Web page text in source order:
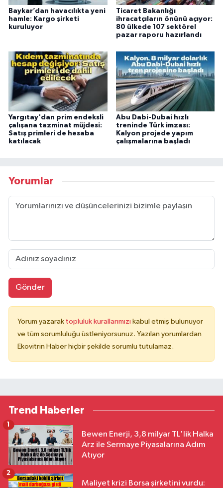
Baykar’dan havacılıkta yeni
hamle: Kargo şirketi
kuruluyor
Ticaret Bakanlığı
ihracatçıların önünü açıyor:
80 ülkede 107 sektörel
pazar raporu hazırlandı
Yargıtay'dan prim endeksli
çalışana tazminat müjdesi:
Satış primleri de hesaba
katılacak
Abu Dabi-Dubai hızlı
treninde Türk imzası:
Kalyon projede yapım
çalışmalarına başladı
Yorumlar
Gönder
Yorum yazarak topluluk kurallarımızı kabul etmiş bulunuyor
ve tüm sorumluluğu üstleniyorsunuz. Yazılan yorumlardan
Ekovitrin Haber hiçbir şekilde sorumlu tutulamaz.
Trend Haberler
Bewen Enerji, 3,8 milyar TL'lik Halka
Arz ile Sermaye Piyasalarına Adım
Atıyor
1
Maliyet krizi Borsa şirketini vurdu:
2